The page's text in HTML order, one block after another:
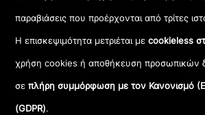
παραβιάσεις που προέρχονται από τρίτες
Η επισκεψιμότητα μετριέται μεcookieless
χρήση cookies ή αποθήκευση προσωπικών
σεπλήρη συμμόρφωση με τον Κανονισμό
(GDPR).